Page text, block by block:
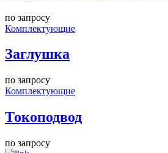
по запросу
Комплектующие
Заглушка
по запросу
Комплектующие
Токоподвод
по запросу